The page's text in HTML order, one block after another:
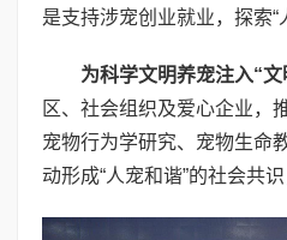
是支持涉宠创业就业，探索“
为科学文明养宠注入“文
区、社会组织及爱心企业，
宠物行为学研究、宠物生命
动形成“人宠和谐”的社会共